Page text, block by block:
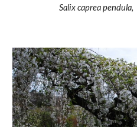
Salix caprea pendula,